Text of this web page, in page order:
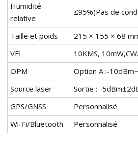
Humidité
relative
≤95%(Pas de
Taille et poids
215 × 155 × 68
VFL
10KMS,
OPM
Option A :-
Source laser
Sortie : -
GPS/GNSS
Personnalisé
Wi-Fi/Bluetooth
Personnalisé